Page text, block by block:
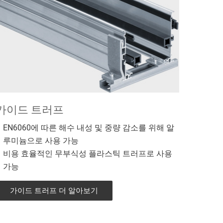
이드 트러프
EN6060에 따른 해수 내성 및 중량 감소를 위해 알
루미늄으로 사용 가능
비용 효율적인 무부식성 플라스틱 트러프로 사용
가능
가이드 트러프 더 알아보기